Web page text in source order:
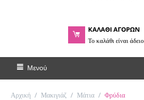
ΚΑΛΑΘΙ ΑΓΟΡΩΝ
Το καλάθι είναι άδειο
Μενού
Αρχική / Μακιγιάζ / Μάτια / Φρύδια